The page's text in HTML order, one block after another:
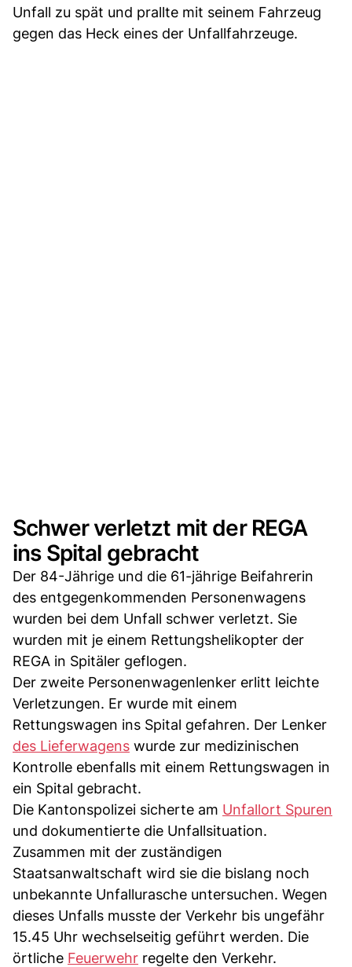
Unfall zu spät und prallte mit seinem Fahrzeug
gegen das Heck eines der Unfallfahrzeuge.
Schwer verletzt mit der REGA
ins Spital gebracht
Der 84-Jährige und die 61-jährige Beifahrerin
des entgegenkommenden Personenwagens
wurden bei dem Unfall schwer verletzt. Sie
wurden mit je einem Rettungshelikopter der
REGA in Spitäler geflogen.
Der zweite Personenwagenlenker erlitt leichte
Verletzungen. Er wurde mit einem
Rettungswagen ins Spital gefahren. Der Lenker
des Lieferwagens wurde zur medizinischen
Kontrolle ebenfalls mit einem Rettungswagen in
ein Spital gebracht.
Die Kantonspolizei sicherte am Unfallort Spuren
und dokumentierte die Unfallsituation.
Zusammen mit der zuständigen
Staatsanwaltschaft wird sie die bislang noch
unbekannte Unfallurasche untersuchen. Wegen
dieses Unfalls musste der Verkehr bis ungefähr
15.45 Uhr wechselseitig geführt werden. Die
örtliche Feuerwehr regelte den Verkehr.